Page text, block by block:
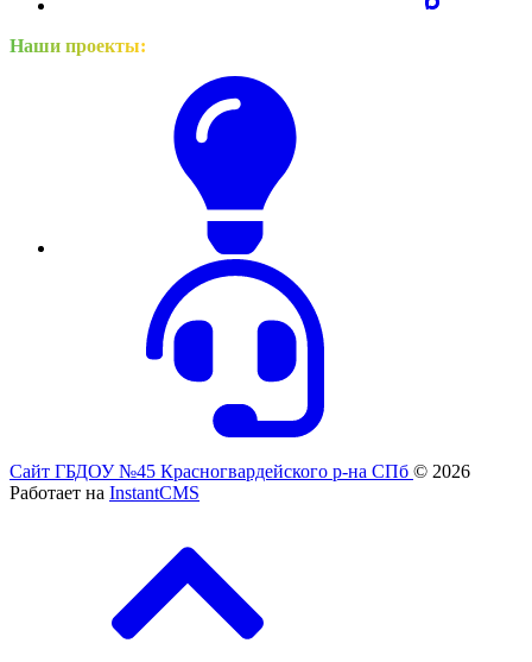
Наши проекты:
Сайт ГБДОУ №45 Красногвардейского р-на СПб © 2026
Работает на InstantCMS